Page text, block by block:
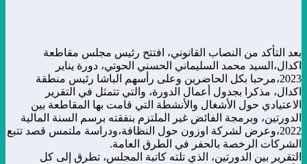
بعد التأكد من النصاب القانوني، افتتح رئيس مجلس مقاطعة
اكدال،السيد محمد السليماني الحسني الحوتي، دورة يناير
2023،مرحبا بكل الحاضرين وعلى رأسهم الباشا رئيس منطقة
اكدال، مذكرا بجدول أعمال الدورة، والتي تتمثل في التقرير
الاعتيادي حول الأشغال والأنشطة التي قامت بها المقاطعة بين
الدورتين، وبرمجة الفائض غير الملتزم بنفقته برسم السنة المالية
2022،وعرض لشركة اوزون حول النظافة،ودراسة ملتمس قصد تتبع
الشركات الرخصة بالحفر في الطرق العامة.
التقرير بين الدورتين، الذي تلته كاتبة المجلس، تطرق إلى كل